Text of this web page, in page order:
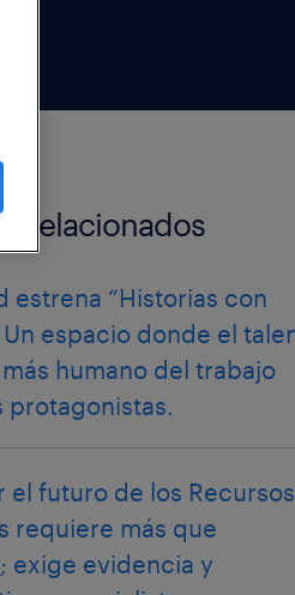
relacionados
estrena “Historias con
espacio donde el
humano del trabajo
protagonistas.
el futuro de los Recursos
requiere más que
exige evidencia y